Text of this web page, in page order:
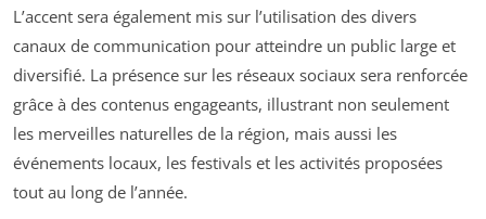
L’accent sera également mis sur l’utilisation des divers
canaux de communication pour atteindre un public large et
diversifié. La présence sur les réseaux sociaux sera renforcée
grâce à des contenus engageants, illustrant non seulement
les merveilles naturelles de la région, mais aussi les
événements locaux, les festivals et les activités proposées
tout au long de l’année.